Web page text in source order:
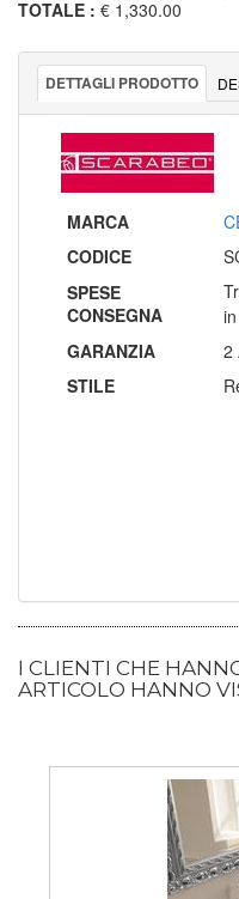
TOTALE : € 1,330.00
DETTAGLI PRODOTTO
MARCA
CODICE
SPESE
CONSEGNA
GARANZIA
2
STILE
I CLIENTI CHE
ARTICOLO HANNO